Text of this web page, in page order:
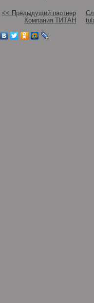
<< Предыдущий партнер
Компания ТИТАН